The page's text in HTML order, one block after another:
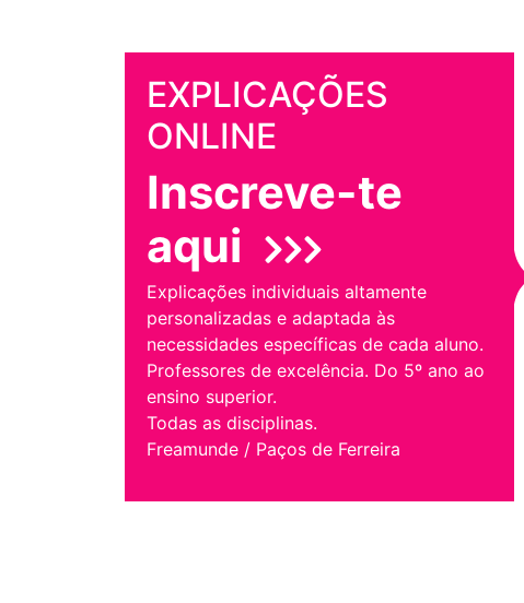
EXPLICAÇÕES
ONLINE
Inscreve-te
aqui
Explicações individuais altamente
personalizadas e adaptada às
necessidades específicas de cada aluno.
Professores de excelência. Do 5º ano ao
ensino superior.
Todas as disciplinas.
Freamunde / Paços de Ferreira